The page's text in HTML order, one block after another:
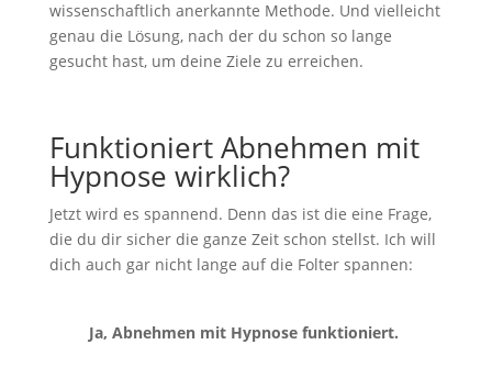
wissenschaftlich anerkannte Methode. Und vielleicht
genau die Lösung, nach der du schon so lange
gesucht hast, um deine Ziele zu erreichen.
Funktioniert Abnehmen mit
Hypnose wirklich?
Jetzt wird es spannend. Denn das ist die eine Frage,
die du dir sicher die ganze Zeit schon stellst. Ich will
dich auch gar nicht lange auf die Folter spannen:
Ja, Abnehmen mit Hypnose funktioniert.